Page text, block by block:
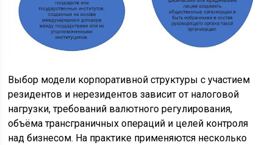
Выбор модели корпоративной структуры с участием
резидентов и нерезидентов зависит от налоговой
нагрузки, требований валютного регулирования,
объёма трансграничных операций и целей контроля
над бизнесом. На практике применяются несколько